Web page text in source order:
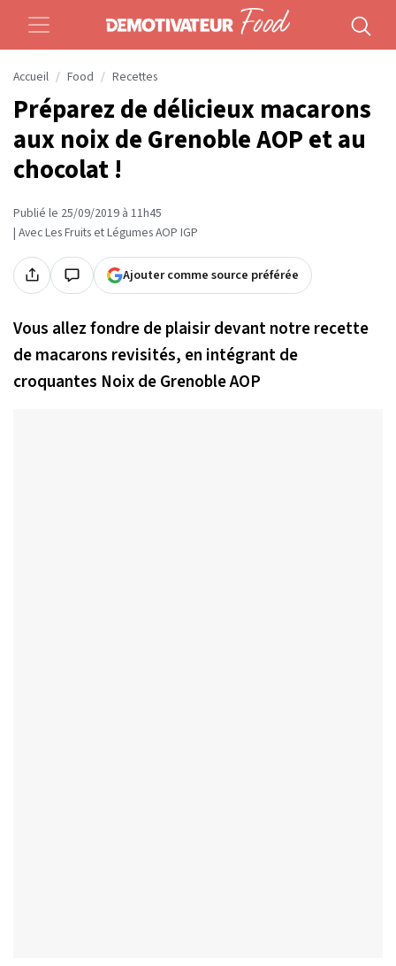
Accueil Food Recettes
Préparez de délicieux macarons
aux noix de Grenoble AOP et au
chocolat !
Publié le 25/09/2019 à 11h45
| Avec Les Fruits et Légumes AOP IGP
Ajouter comme source préférée
Vous allez fondre de plaisir devant notre recette
de macarons revisités, en intégrant de
croquantes Noix de Grenoble AOP